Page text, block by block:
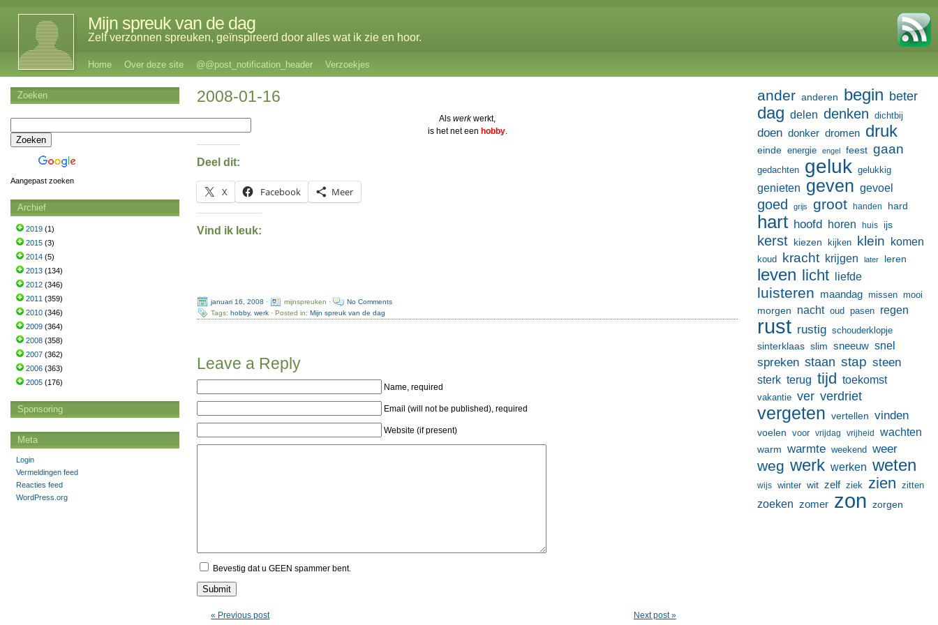
Mijn spreuk van de dag
Zelf verzonnen spreuken, geïnspireerd door alles wat ik zie en hoor.
Home Over deze site @@post_notification_header Verzoekjes
2008-01-16
Alswerkwerkt,
is het net een hobby.
Deel dit:
X Facebook Meer
Vind ik leuk:
januari 16, 2008 · mijnspreuken ·
No Comments
Tags:hobby,werk · Posted in:Mijn spreuk van de dag
Leave a Reply
Name, required
Email (will not be published), required
Website (if present)
Bevestig dat u GEEN spammer bent.
« Previous post Next post »
ander anderen begin beter
dag delen denken dichtbij
doen donker dromen druk
einde energie engel feest gaan
gedachten geluk gelukkig
genieten geven gevoel
goed grijs groot handen hard
hart hoofd horen huis ijs
kerst kiezen kijken klein komen
koud kracht krijgen later leren
leven licht liefde
luisteren maandag missen mooi
morgen nacht oud pasen regen
rust rustig schouderklopje
sinterklaas slim sneeuw snel
spreken staan stap steen
sterk terug tijd toekomst
vakantie ver verdriet
vergeten vertellen vinden
voelen voor vrijdag vrijheid wachten
warm warmte weekend weer
weg werk werken weten
wijs winter wit zelf ziek zien zitten
zoeken zomer zon zorgen
Zoeken
Aangepast zoeken
Archief
2019 (1)
2015 (3)
2014 (5)
2013 (134)
2012 (346)
2011 (359)
2010 (346)
2009 (364)
2008 (358)
2007 (362)
2006 (363)
2005 (176)
Sponsoring
Meta
Login
Vermeldingen feed
Reacties feed
WordPress.org